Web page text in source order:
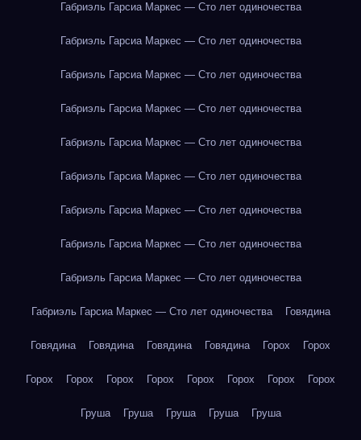
Габриэль Гарсиа Маркес — Сто лет одиночества
Габриэль Гарсиа Маркес — Сто лет одиночества
Габриэль Гарсиа Маркес — Сто лет одиночества
Габриэль Гарсиа Маркес — Сто лет одиночества
Габриэль Гарсиа Маркес — Сто лет одиночества
Габриэль Гарсиа Маркес — Сто лет одиночества
Габриэль Гарсиа Маркес — Сто лет одиночества
Габриэль Гарсиа Маркес — Сто лет одиночества
Габриэль Гарсиа Маркес — Сто лет одиночества
Габриэль Гарсиа Маркес — Сто лет одиночества Говядина
Говядина Говядина Говядина Говядина Горох Горох
Горох Горох Горох Горох Горох Горох Горох Горох
Груша Груша Груша Груша Груша